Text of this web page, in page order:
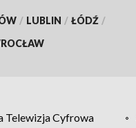
/ LUBLIN / ŁÓDŹ /
Telewizja Cyfrowa